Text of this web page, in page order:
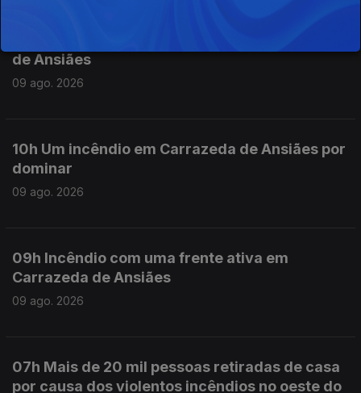
de Ansiães
09 ago. 2026
10h Um incêndio em Carrazeda de Ansiães por
dominar
09 ago. 2026
09h Incêndio com uma frente ativa em
Carrazeda de Ansiães
09 ago. 2026
07h Mais de 20 mil pessoas retiradas de casa
por causa dos violentos incêndios no oeste do